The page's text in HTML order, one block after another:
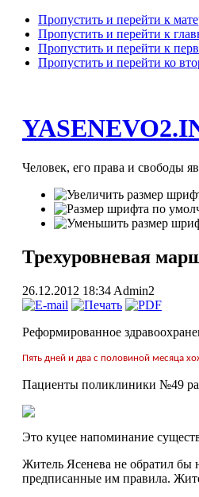
Пропустить и перейти к
Пропустить и перейти к
Пропустить и перейти к
Пропустить и перейти ко
Человек, его права и свободы
Трехуровневая
26.12.2012 18:34 Admin2
Реформированное
Пять дней и два с половиной месяца
Пациенты поликлиники №49
Это куцее напоминание
Житель Ясенева не обратил бы
предписанные им правила.